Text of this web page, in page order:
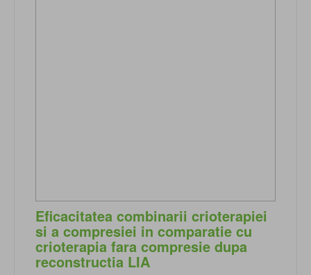
Eficacitatea combinarii crioterapiei
si a compresiei in comparatie cu
crioterapia fara compresie dupa
reconstructia LIA